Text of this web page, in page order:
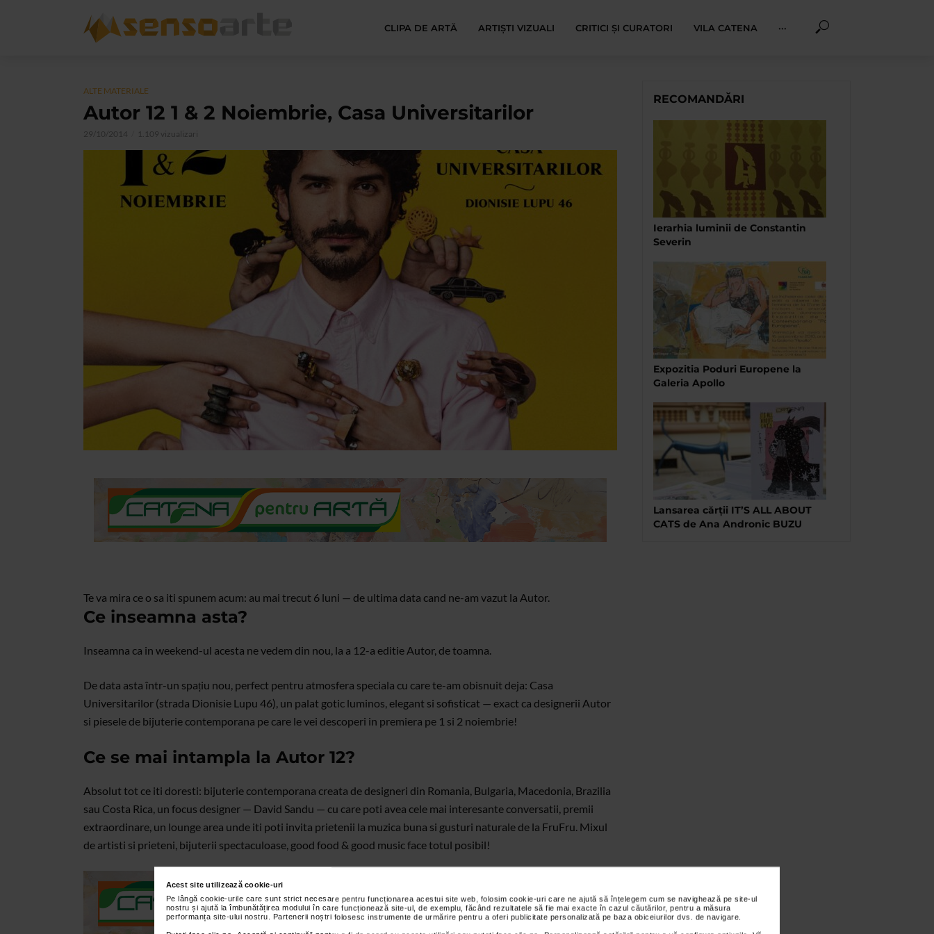
Acest site utilizează cookie-uri
Pe lângă cookie-urile care sunt strict necesare pentru funcționarea acestui site web, folosim cookie-uri care ne ajută să înțelegem cum se navighează pe site-ul
nostru și ajută la îmbunătățirea modului în care funcționează site-ul, de exemplu, făcând rezultatele să fie mai exacte în cazul căutărilor, pentru a măsura
performanța site-ului nostru. Partenerii noștri folosesc instrumente de urmărire pentru a oferi publicitate personalizată pe baza obiceiurilor dvs. de navigare.
CLIPA DE ARTĂ ARTIȘTI VIZUALI CRITICI ȘI CURATORI VILA CATENA ···
ALTE MATERIALE
Autor 12 1 & 2 Noiembrie, Casa Universitarilor
29/10/2014 1.109 vizualizari
Te va mira ce o sa iti spunem acum: au mai trecut 6 luni — de ultima data cand ne-am vazut la Autor.
Ce inseamna asta?
Inseamna ca in weekend-ul acesta ne vedem din nou, la a 12-a editie Autor, de toamna.
De data asta într-un spațiu nou, perfect pentru atmosfera speciala cu care te-am obisnuit deja: Casa
Universitarilor (strada Dionisie Lupu 46), un palat gotic luminos, elegant si sofisticat — exact ca designerii Autor
si piesele de bijuterie contemporana pe care le vei descoperi in premiera pe 1 si 2 noiembrie!
Ce se mai intampla la Autor 12?
Absolut tot ce iti doresti: bijuterie contemporana creata de designeri din Romania, Bulgaria, Macedonia, Brazilia
sau Costa Rica, un focus designer — David Sandu — cu care poti avea cele mai interesante conversatii, premii
extraordinare, un lounge area unde iti poti invita prietenii la muzica buna si gusturi naturale de la FruFru. Mixul
de artisti si prieteni, bijuterii spectaculoase, good food & good music face totul posibil!
RECOMANDĂRI
Ierarhia luminii de Constantin
Severin
Expozitia Poduri Europene la
Galeria Apollo
Lansarea cărții IT’S ALL ABOUT
CATS de Ana Andronic BUZU